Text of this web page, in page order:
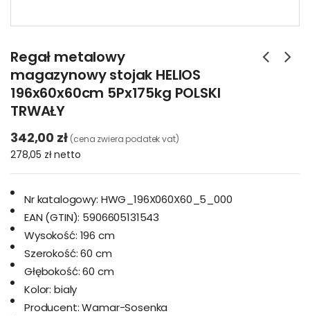
Regał metalowy
magazynowy stojak HELIOS
196x60x60cm 5Px175kg POLSKI
TRWAŁY
342,00 zł (cena zwiera podatek vat)
278,05 złnetto
Nr katalogowy: HWG_196X060X60_5_000
EAN (GTIN): 5906605131543
Wysokość: 196 cm
Szerokość: 60 cm
Głębokość: 60 cm
Kolor: bialy
Producent: Wamar-Sosenka